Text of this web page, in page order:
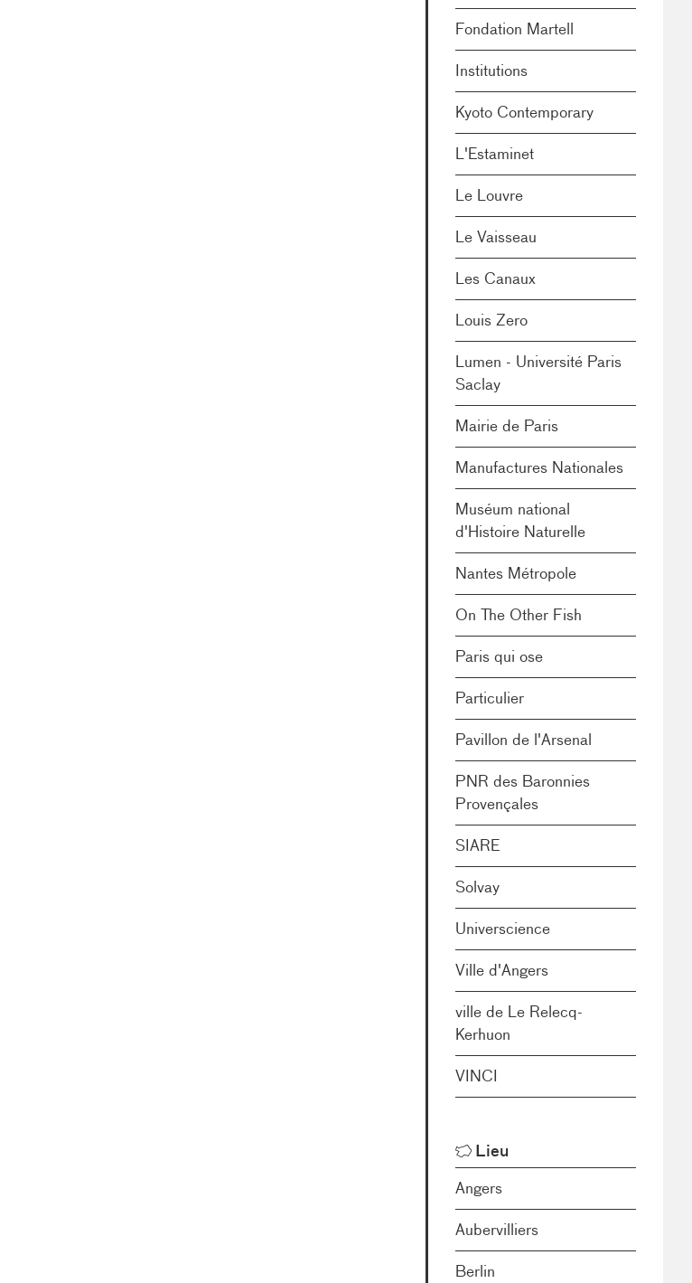
Fondation Martell
Institutions
Kyoto Contemporary
L'Estaminet
Le Louvre
Le Vaisseau
Les Canaux
Louis Zero
Lumen - Université Paris
Saclay
Mairie de Paris
Manufactures Nationales
Muséum national
d'Histoire Naturelle
Nantes Métropole
On The Other Fish
Paris qui ose
Particulier
Pavillon de l'Arsenal
PNR des Baronnies
Provençales
SIARE
Solvay
Universcience
Ville d'Angers
ville de Le Relecq-
Kerhuon
VINCI
Lieu
Angers
Aubervilliers
Berlin